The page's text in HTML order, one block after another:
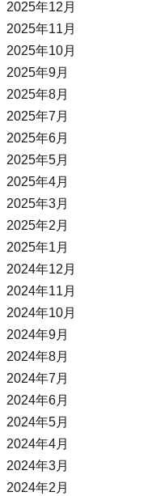
2025年12月
2025年11月
2025年10月
2025年9月
2025年8月
2025年7月
2025年6月
2025年5月
2025年4月
2025年3月
2025年2月
2025年1月
2024年12月
2024年11月
2024年10月
2024年9月
2024年8月
2024年7月
2024年6月
2024年5月
2024年4月
2024年3月
2024年2月